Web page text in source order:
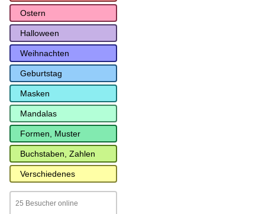
Ostern
Halloween
Weihnachten
Geburtstag
Masken
Mandalas
Formen, Muster
Buchstaben, Zahlen
Verschiedenes
25 Besucher online